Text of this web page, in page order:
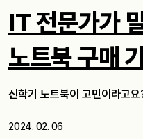
IT 전문가가
노트북 구매
신학기 노트북이 고민이라고요
2024. 02. 06